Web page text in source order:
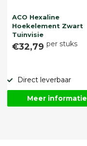
ACO Hexaline
Hoekelement Zwart
Tuinvisie
€32,79 per stuks
Direct leverbaar
Meer informatie